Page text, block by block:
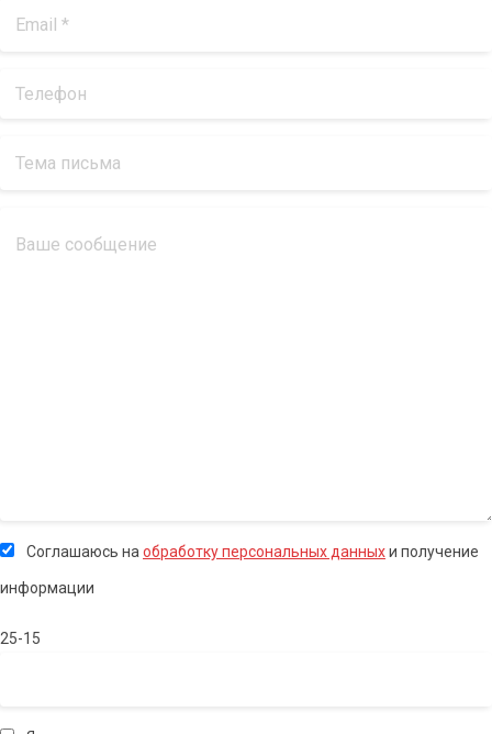
Соглашаюсь на обработку персональных данныхи получение
информации
25-15